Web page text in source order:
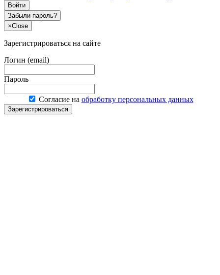
Войти
Забыли пароль?
×Close
Зарегистрироваться на сайте
Логин (email)
Пароль
Согласие на обработку персональных данных
Зарегистрироваться